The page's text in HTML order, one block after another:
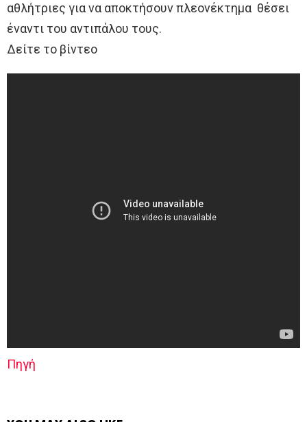
αθλήτριες για να αποκτήσουν πλεονέκτημα θέσει
έναντι του αντιπάλου τους.
Δείτε το βίντεο
Πηγή